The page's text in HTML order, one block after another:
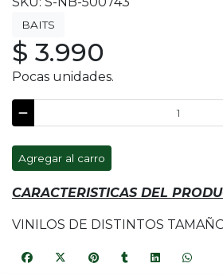
BAITS
$ 3.990
Pocas unidades.
Agregar al carro
CARACTERISTICAS DEL
VINILOS DE DISTINTOS